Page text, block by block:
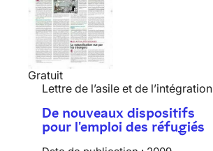
Gratuit
Lettre de l’asile et de l’intégration
De nouveaux dispositifs
pour l'emploi des réfugiés